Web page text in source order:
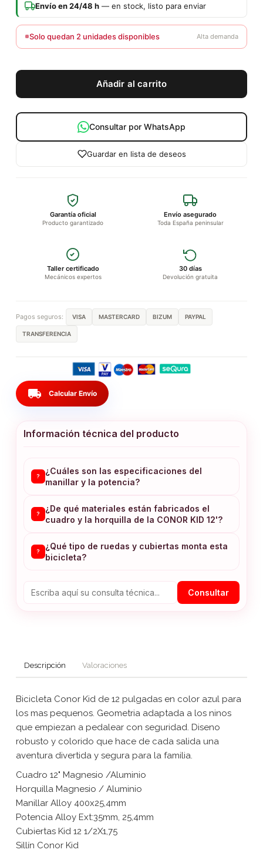
Envío en 24/48 h — en stock, listo para enviar
Solo quedan 2 unidades disponibles Alta demanda
Añadir al carrito
Consultar por WhatsApp
Guardar en lista de deseos
Garantía oficial
Producto garantizado
Envío asegurado
Toda España peninsular
Taller certificado
Mecánicos expertos
30 días
Devolución gratuita
Pagos seguros: VISA MASTERCARD BIZUM PAYPAL
TRANSFERENCIA
local_shipping Calcular Envío
Información técnica del producto
?
¿Cuáles son las especificaciones del
manillar y la potencia?
?
¿De qué materiales están fabricados el
cuadro y la horquilla de la CONOR KID 12'?
?
¿Qué tipo de ruedas y cubiertas monta esta
bicicleta?
Consultar
Descripción Valoraciones
Bicicleta Conor Kid de 12 pulgadas en color azul para
los mas pequenos. Geometria adaptada a los ninos
que empiezan a pedalear con seguridad. Diseno
robusto y colorido que hace de cada salida una
aventura divertida y segura para la familia.
Cuadro 12" Magnesio /Aluminio
Horquilla Magnesio / Aluminio
Manillar Alloy 400x25,4mm
Potencia Alloy Ext:35mm, 25,4mm
Cubiertas Kid 12 1/2X1,75
Sillín Conor Kid